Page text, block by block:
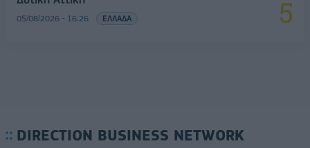
05/08/2026 - 16:26 ΕΛΛΑΔΑ
DIRECTION BUSINESS NETWORK